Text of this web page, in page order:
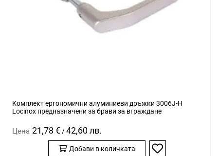
Kомплект ергономични алуминиеви дръжки 3006J-H
Locinox предназначени за брави за вграждане
Цена 21,78 € /42,60 лв.
Добави в количката
Добави